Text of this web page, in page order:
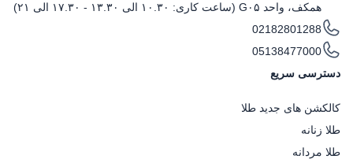
همکف، واحد G۰۵ (ساعت کاری: ۱۰.۳۰ الی ۱۳.۳۰ - ۱۷.۳۰ الی ۲۱)
02182801288
05138477000
دسترسی سریع
کالکشن های جدید طلا
طلا زنانه
طلا مردانه